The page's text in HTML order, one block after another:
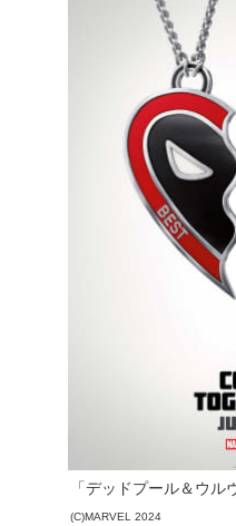
「デッドプール＆ウ
(C)MARVEL 2024